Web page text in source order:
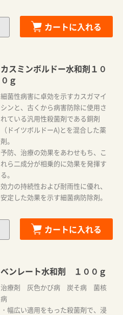
カートに入れる
カスミンボルドー水和剤１０
０ｇ
細菌性病害に卓効を示すカスガマイ
シンと、古くから病害防除に使用さ
れている汎用性殺菌剤である銅剤
（ドイツボルドーA)とを混合した薬
剤。
予防、治療の効果をあわせもち、こ
れら二成分が相乗的に効果を発揮す
る。
効力の持続性および耐雨性に優れ、
安定した効果を示す細菌病防除剤。
カートに入れる
ベンレート水和剤 １００ｇ
治療剤 灰色かび病 炭そ病 菌核
病
・幅広い適用をもった殺菌剤で、浸